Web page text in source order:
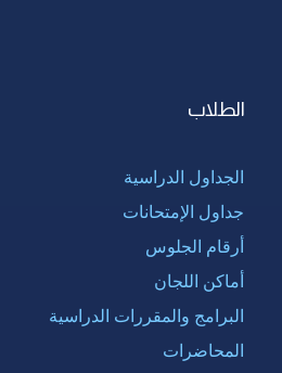
الطلاب
الجداول الدراسية
جداول الإمتحانات
أرقام الجلوس
أماكن اللجان
البرامج والمقررات الدراسية
المحاضرات